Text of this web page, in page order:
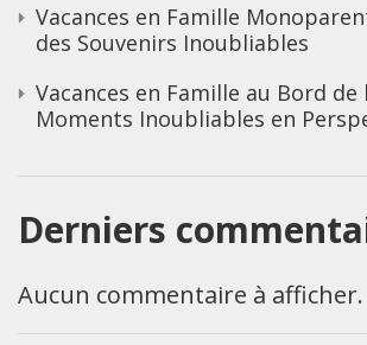
Vacances en Famille
des Souvenirs Inoubliables
Vacances en Famille au Bord de
Moments Inoubliables en
Derniers
Aucun commentaire à afficher.